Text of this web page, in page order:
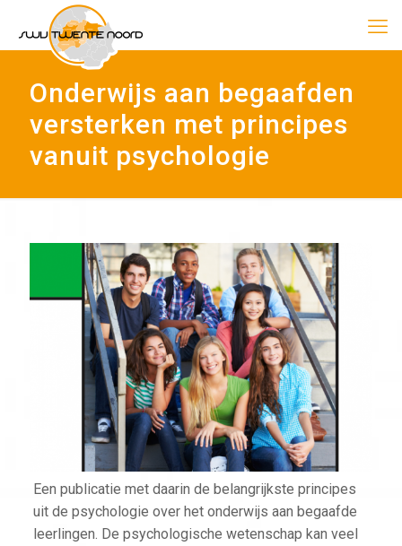
Onderwijs aan begaafden
versterken met principes
vanuit psychologie
Een publicatie met daarin de belangrijkste principes
uit de psychologie over het onderwijs aan begaafde
leerlingen. De psychologische wetenschap kan veel